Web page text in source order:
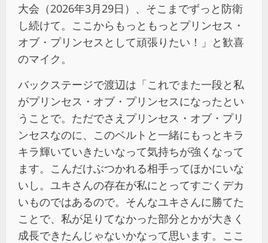
大会（2026年3月29日）、そこまでずっと防衛
し続けて。ここからもっともっとプリンセス・
オブ・プリンセスとして頑張りたい！」と歓喜
のマイク。
バックステージで渡辺は「これでまた一段と私
がプリンセス・オブ・プリンセスになったとい
うことで。ただでさえプリンセス・オブ・プリ
ンセスなのに、このベルトと一緒にもっとキラ
キラ輝いていきたいなって気持ちが強くなって
ます。こんだけぶつかれる相手ってほかにいな
いし。ユキさんの存在が私にとってすごくデカ
いものではあるので。そんなユキさんに勝てた
ことで、私が足りてなかった部分とかが大きく
成長できたんじゃないかなって思います。ここ